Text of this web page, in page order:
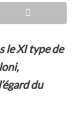
le XI type de
du